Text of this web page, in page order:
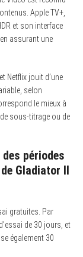
Apple TV+,
et son interface
assurant une
Netflix jouit d’une
selon
le mieux à
sous-titrage ou de
périodes
Gladiator II
gratuites. Par
de 30 jours, et
également 30